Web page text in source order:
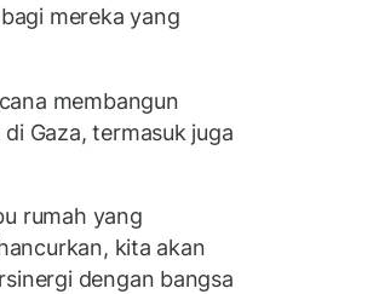
mereka yang
membangun
Gaza, termasuk juga
rumah yang
kita akan
dengan bangsa